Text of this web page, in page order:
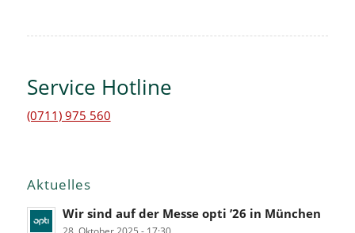
Service Hotline
(0711) 975 560
Aktuelles
Wir sind auf der Messe opti ’26 in München
28. Oktober 2025 - 17:30